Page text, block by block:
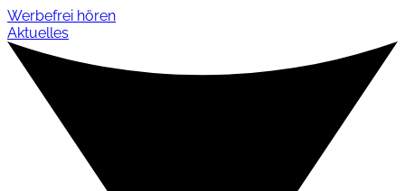
Werbefrei hören
Aktuelles